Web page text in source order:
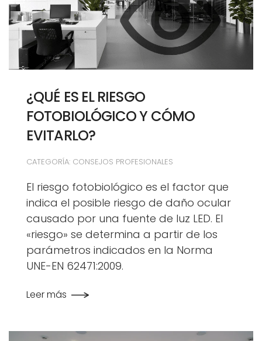
¿QUÉ ES EL RIESGO
FOTOBIOLÓGICO Y CÓMO
EVITARLO?
CATEGORÍA: CONSEJOS PROFESIONALES
El riesgo fotobiológico es el factor que
indica el posible riesgo de daño ocular
causado por una fuente de luz LED. El
«riesgo» se determina a partir de los
parámetros indicados en la Norma
UNE-EN 62471:2009.
Leer más